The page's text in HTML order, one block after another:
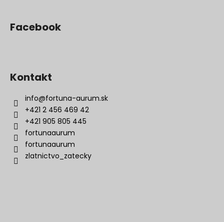
Facebook
Kontakt
info@fortuna-aurum.sk
+421 2 456 469 42
+421 905 805 445
fortunaaurum
fortunaaurum
zlatnictvo_zatecky